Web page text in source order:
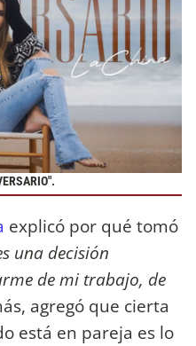
explicó por qué tomó
una decisión
de mi trabajo, de
agregó que cierta
está en pareja es lo